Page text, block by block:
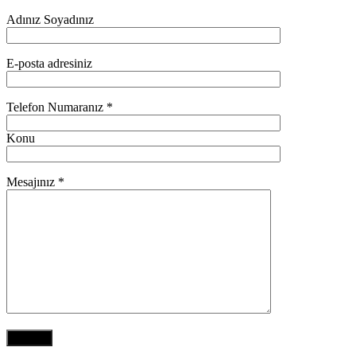
Adınız Soyadınız
E-posta adresiniz
Telefon Numaranız *
Konu
Mesajınız *